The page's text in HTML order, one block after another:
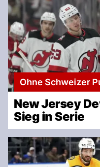
Ohne Schweizer
New Jersey
Sieg in Serie